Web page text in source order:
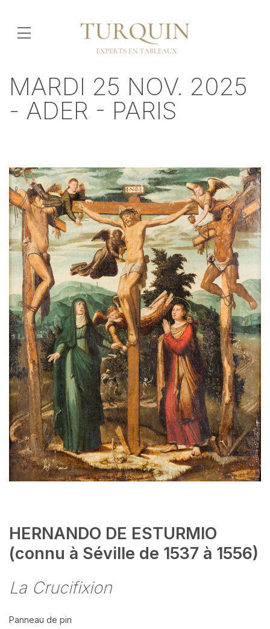
MARDI 25 NOV. 2025
- ADER - PARIS
HERNANDO DE ESTURMIO
(connu à Séville de 1537 à 1556)
La Crucifixion
Panneau de pin